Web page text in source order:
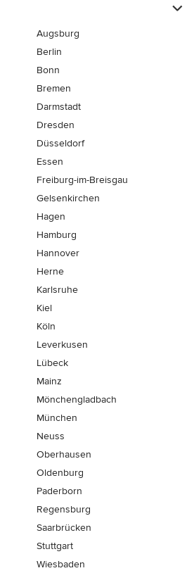
Augsburg
Berlin
Bonn
Bremen
Darmstadt
Dresden
Düsseldorf
Essen
Freiburg-im-Breisgau
Gelsenkirchen
Hagen
Hamburg
Hannover
Herne
Karlsruhe
Kiel
Köln
Leverkusen
Lübeck
Mainz
Mönchen­gladbach
München
Neuss
Oberhausen
Oldenburg
Paderborn
Regensburg
Saarbrücken
Stuttgart
Wiesbaden